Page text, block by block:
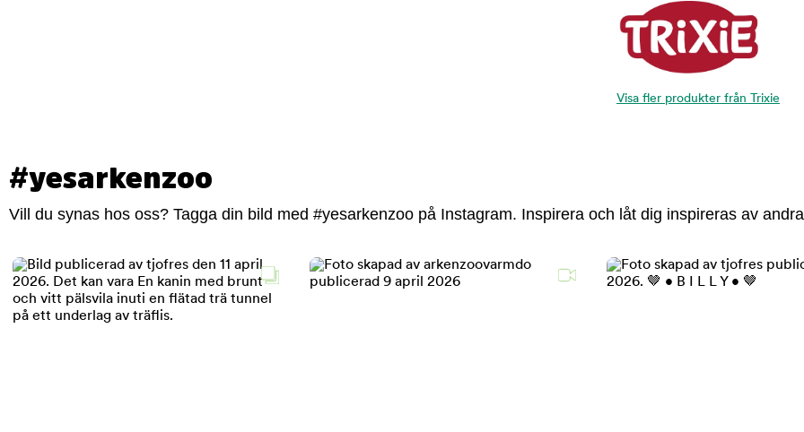
Visa fler produkter från Trixie
#yesarkenzoo
Vill du synas hos oss? Tagga din bild med #yesarkenzoo på Instagram. Inspirera och låt dig inspireras av